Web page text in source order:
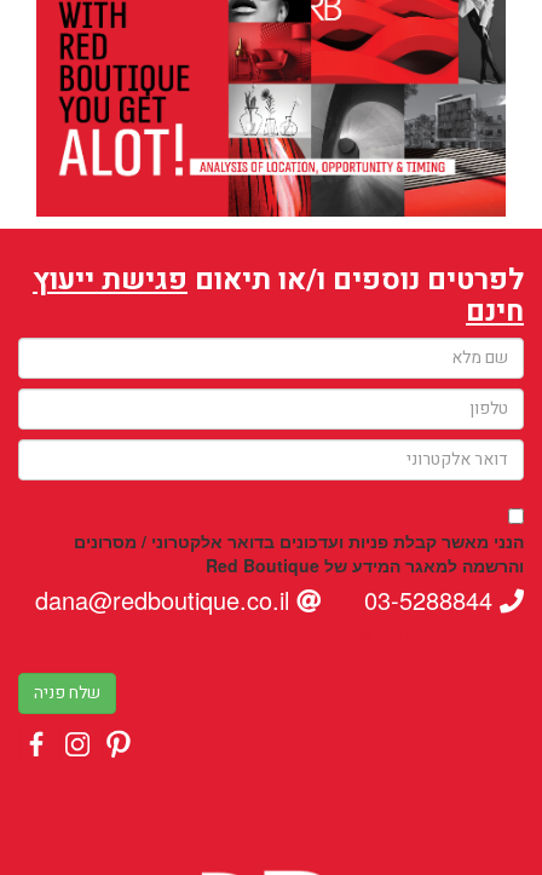
לפרטים נוספים ו/או תיאום פגישת ייעוץ
חינם
הנני מאשר קבלת פניות ועדכונים בדואר אלקטרוני / מסרונים
והרשמה למאגר המידע של Red Boutique
03-5288844
dana@redboutique.co.il